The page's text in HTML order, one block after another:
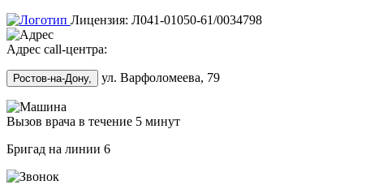
Лицензия: Л041-01050-61/0034798
Адрес call-центра:
Ростов-на-Дону, ул. Варфоломеева, 79
Вызов врача в течение 5 минут
Бригад на линии 6